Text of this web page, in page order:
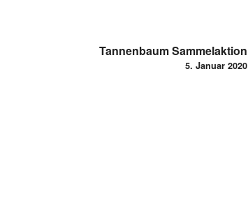
Tannenbaum Sammelaktion
5. Januar 2020